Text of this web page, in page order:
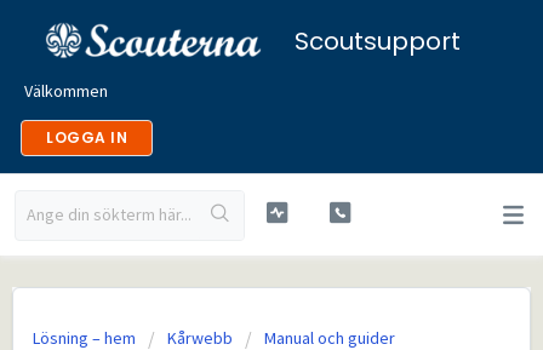
Scoutsupport
Välkommen
LOGGA IN
Lösning – hem Kårwebb Manual och guider